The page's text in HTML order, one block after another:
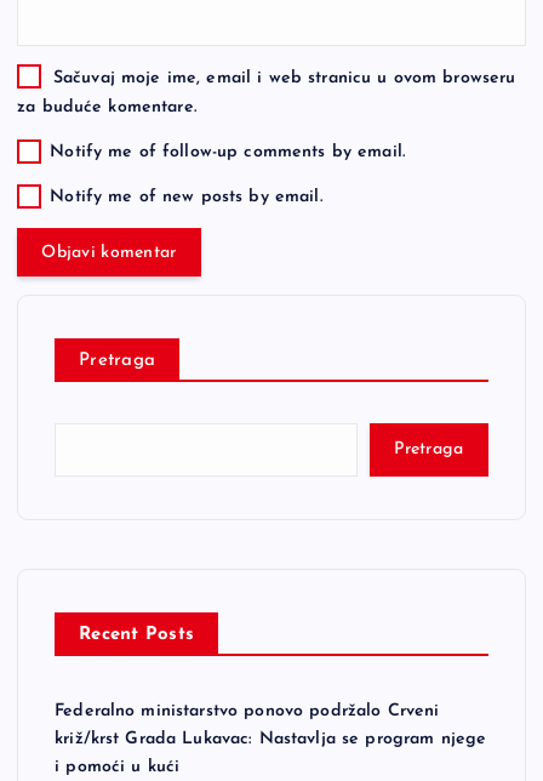
Sačuvaj moje ime, email i web stranicu u ovom browseru
za buduće komentare.
Notify me of follow-up comments by email.
Notify me of new posts by email.
Pretraga
Pretraga
Recent Posts
Federalno ministarstvo ponovo podržalo Crveni
križ/krst Grada Lukavac: Nastavlja se program njege
i pomoći u kući